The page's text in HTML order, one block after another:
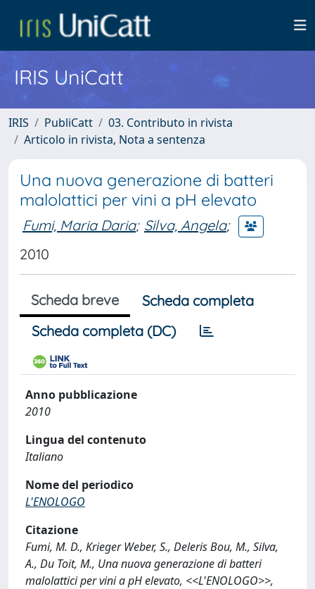
IRIS UniCatt
IRIS PubliCatt
03. Contributo in rivista
Articolo in rivista, Nota a sentenza
Una nuova generazione di batteri
malolattici per vini a pH elevato
Fumi, Maria Daria; Silva, Angela;
2010
Scheda breve
Scheda completa
Scheda completa (DC)
Anno pubblicazione
2010
Lingua del contenuto
Italiano
Nome del periodico
L'ENOLOGO
Citazione
Fumi, M. D., Krieger Weber, S., Deleris Bou, M., Silva,
A., Du Toit, M., Una nuova generazione di batteri
malolattici per vini a pH elevato, <<L'ENOLOGO>>,